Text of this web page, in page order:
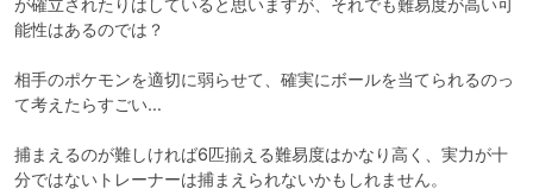
が確立されたりはしていると思いますが、それでも難易度が高い可
能性はあるのでは？
相手のポケモンを適切に弱らせて、確実にボールを当てられるのっ
て考えたらすごい…
捕まえるのが難しければ6匹揃える難易度はかなり高く、実力が十
分ではないトレーナーは捕まえられないかもしれません。